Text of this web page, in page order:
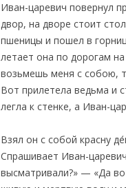
Иван-царевич повернул
двор, на дворе стоит
пшеницы и пошел в
летает она по дорогам
возьмешь меня с собою,
Вот прилетела ведьма и
легла к стенке, а Иван-
Взял он с собой красну
Спрашивает Иван-
высматривали?» — «Да